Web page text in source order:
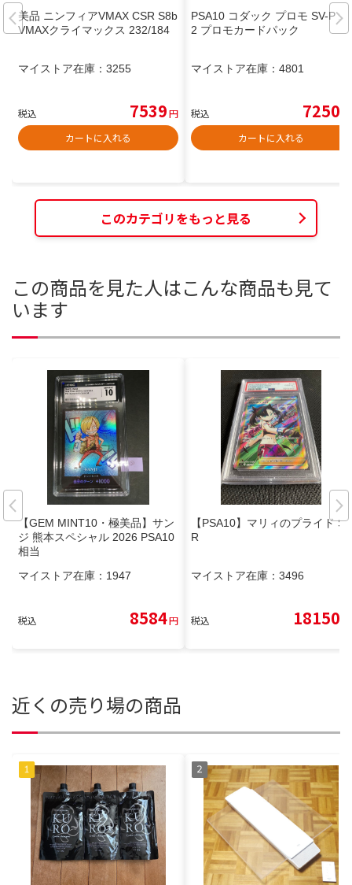
美品 ニンフィアVMAX CSR S8b
VMAXクライマックス 232/184
マイストア在庫： 3255
税込 7539円
カートに入れる
PSA10 コダック プロモ SV-P 26
2 プロモカードパック
マイストア在庫： 4801
税込 7250
カートに入れる
このカテゴリをもっと見る
この商品を見た人はこんな商品も見て
います
【GEM MINT10・極美品】サン
ジ 熊本スペシャル 2026 PSA10
相当
マイストア在庫： 1947
税込 8584円
【PSA10】マリィのプライド S
R
マイストア在庫： 3496
税込 18150
近くの売り場の商品